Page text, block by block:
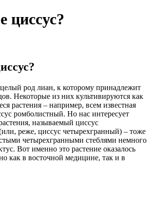
циссус?
род лиан, к которому принадлежит
Некоторые из них культивируются как
растения – например, всем известная
ромболистный. Но нас интересует
называемый циссус
реже, циссус четырехгранный) – тоже
четырехгранными стеблями немного
Вот именно это растение оказалось
как в восточной медицине, так и в